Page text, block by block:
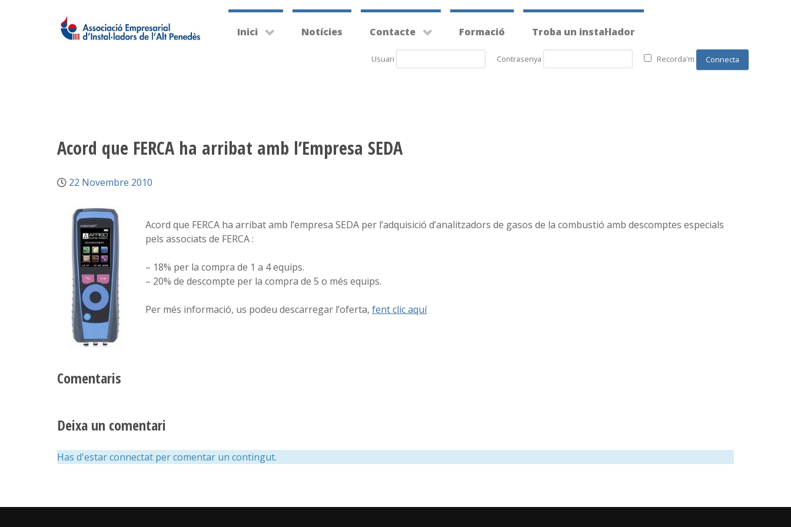
Inici Notícies Contacte Formació Troba un instal·lador
Usuari Contrasenya Recorda'm
Acord que FERCA ha arribat amb l’Empresa SEDA
22 Novembre 2010
Acord que FERCA ha arribat amb l’empresa SEDA per l’adquisició d’analitzadors de gasos de la combustió amb descomptes especials
pels associats de FERCA :
– 18% per la compra de 1 a 4 equips.
– 20% de descompte per la compra de 5 o més equips.
Per més informació, us podeu descarregar l’oferta, fent clic aquí
Comentaris
Deixa un comentari
Has d'estar connectat per comentar un contingut.